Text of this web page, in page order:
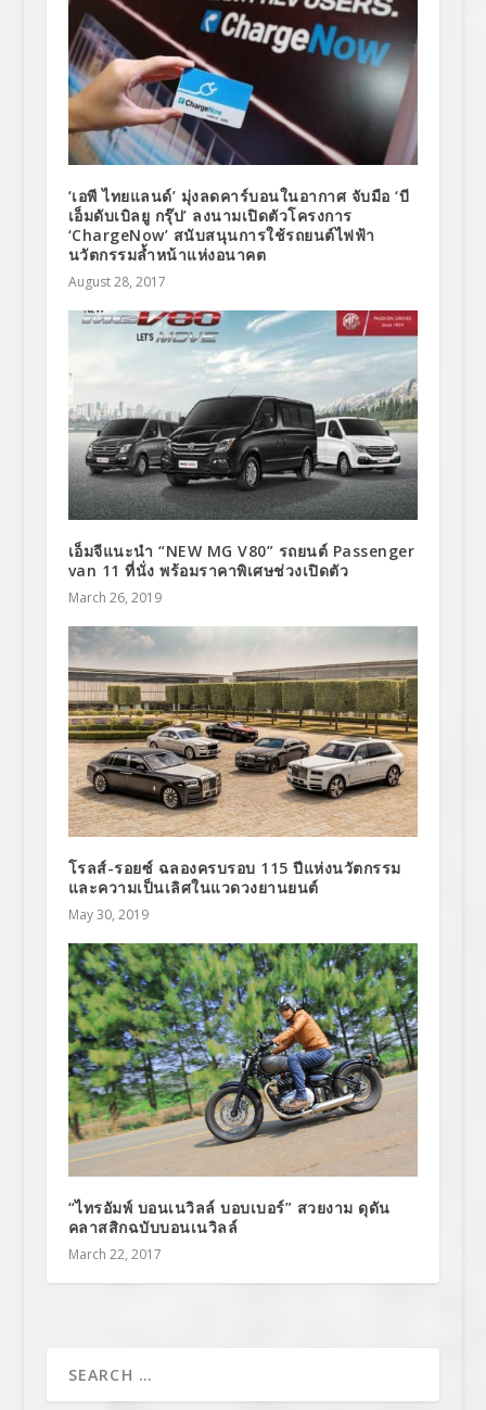
‘เอพี ไทยแลนด์’ มุ่งลดคาร์บอนในอากาศ จับมือ ‘บี
เอ็มดับเบิลยู กรุ๊ป’ ลงนามเปิดตัวโครงการ
‘ChargeNow’ สนับสนุนการใช้รถยนต์ไฟฟ้า
นวัตกรรมล้ำหน้าแห่งอนาคต
August 28, 2017
เอ็มจีแนะนำ “NEW MG V80” รถยนต์ Passenger
van 11 ที่นั่ง พร้อมราคาพิเศษช่วงเปิดตัว
March 26, 2019
โรลส์-รอยซ์ ฉลองครบรอบ 115 ปีแห่งนวัตกรรม
และความเป็นเลิศในแวดวงยานยนต์
May 30, 2019
“ไทรอัมพ์ บอนเนวิลล์ บอบเบอร์” สวยงาม ดุดัน
คลาสสิกฉบับบอนเนวิลล์
March 22, 2017